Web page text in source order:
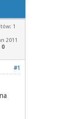
1
2011
0
#1